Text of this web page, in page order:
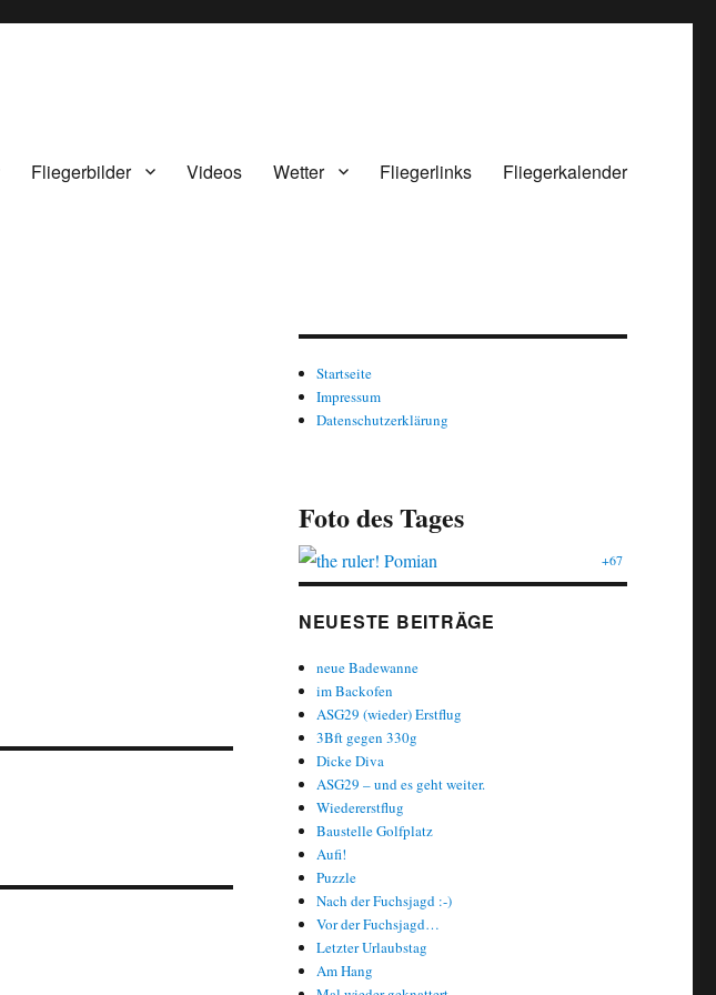
Fliegerbilder Videos Wetter Fliegerlinks Fliegerkalender
Startseite
Impressum
Datenschutzerklärung
Foto des Tages
+67
NEUESTE BEITRÄGE
neue Badewanne
im Backofen
ASG29 (wieder) Erstflug
3Bft gegen 330g
Dicke Diva
ASG29 – und es geht weiter.
Wiedererstflug
Baustelle Golfplatz
Aufi!
Puzzle
Nach der Fuchsjagd :-)
Vor der Fuchsjagd…
Letzter Urlaubstag
Am Hang